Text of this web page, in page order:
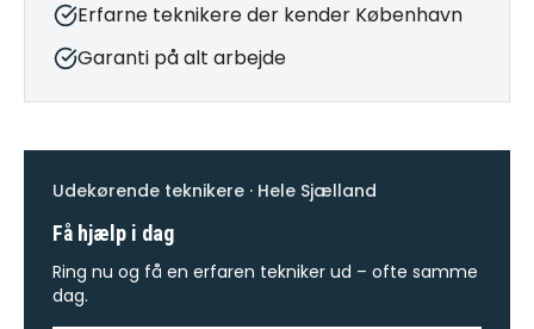
Erfarne teknikere der kender København
Garanti på alt arbejde
Udekørende teknikere · Hele Sjælland
Få hjælp i dag
Ring nu og få en erfaren tekniker ud – ofte samme
dag.